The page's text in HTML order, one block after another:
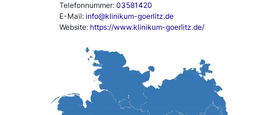
Telefonnummer: 03581420
E-Mail: info@klinikum-goerlitz.de
Website: https://www.klinikum-goerlitz.de/